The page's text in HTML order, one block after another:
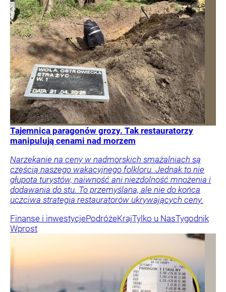
Tajemnica paragonów grozy. Tak restauratorzy
manipulują cenami nad morzem
Narzekanie na ceny w nadmorskich smażalniach są
częścią naszego wakacyjnego folkloru. Jednak to nie
głupota turystów, naiwność ani niezdolność mnożenia i
dodawania do stu. To przemyślana, ale nie do końca
uczciwa strategia restauratorów ukrywających ceny.
Finanse i inwestycjePodróżeKrajTylko u NasTygodnik
Wprost